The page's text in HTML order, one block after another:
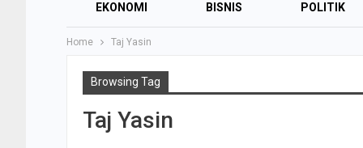
EKONOMI BISNIS POLITIK
Home Taj Yasin
Browsing Tag
Taj Yasin